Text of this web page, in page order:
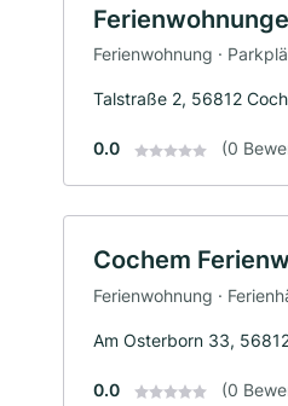
Ferienwohnung ·
Talstraße 2, 56812
0.0 (0
Cochem
Ferienwohnung ·
Am Osterborn 33,
0.0 (0